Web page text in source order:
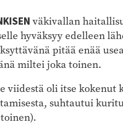
väkivallan
hyväksyy edelleen
pitää enää
miltei joka toinen.
viidestä oli itse
suhtautui